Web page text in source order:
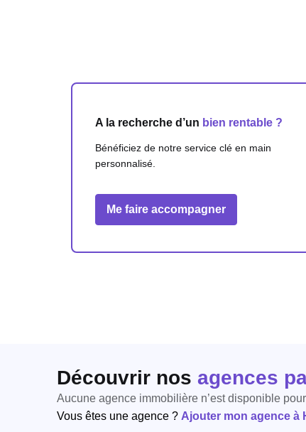
A la recherche d’un bien rentable ?
Bénéficiez de notre service clé en main
personnalisé.
Me faire accompagner
Découvrir nos agences
Aucune agence immobilière n’est disponible
Vous êtes une agence ? Ajouter mon agence à